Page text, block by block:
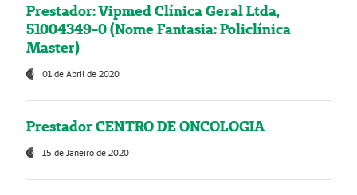
Prestador: Vipmed Clínica Geral Ltda,
51004349-0 (Nome Fantasia: Policlínica
Master)
01 de Abril de 2020
Prestador CENTRO DE ONCOLOGIA
15 de Janeiro de 2020